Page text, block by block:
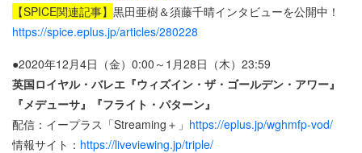
【SPICE関連記事】 黒田亜樹＆須藤千晴インタビューを公開中！
https://spice.eplus.jp/articles/280228
●2020年12月4日（金）0:00～1月28日（木）23:59
英国ロイヤル・バレエ『ウィズイン・ザ・ゴールデン・アワー』
『メデューサ』『フライト・パターン』
配信：イープラス「Streaming＋」 https://eplus.jp/wghmfp-vod/
情報サイト： https://liveviewing.jp/triple/